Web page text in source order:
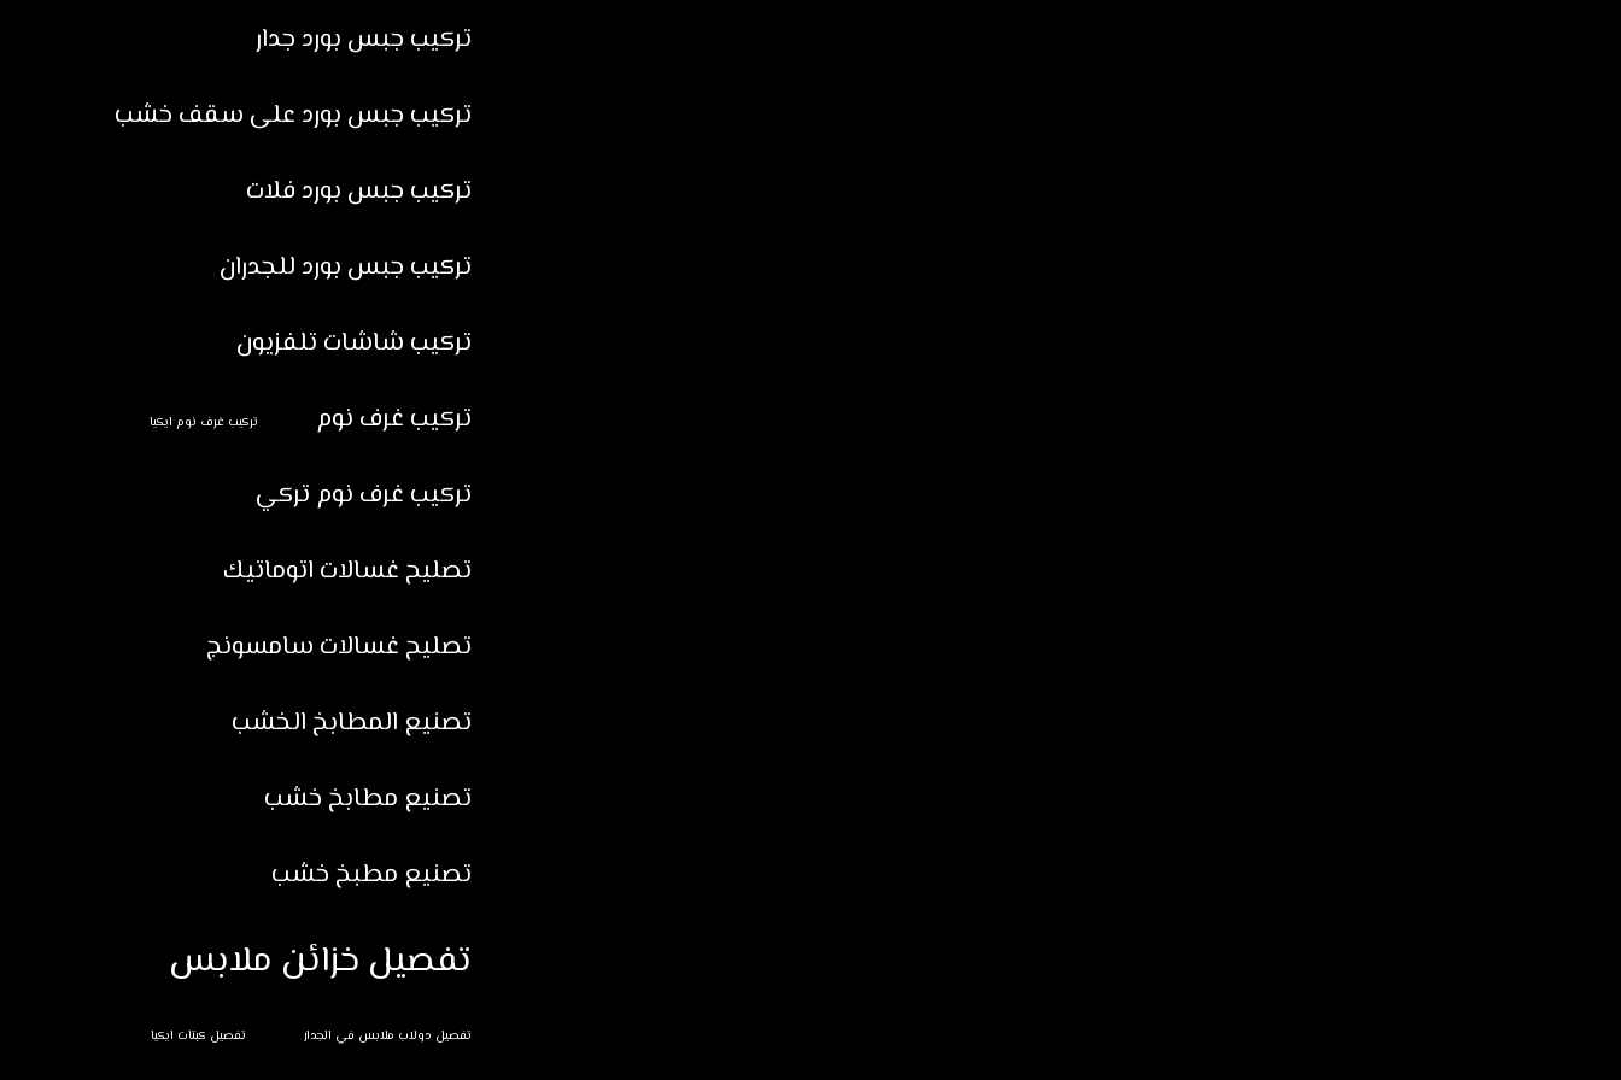
تركيب جبس بورد جدار
تركيب جبس بورد على سقف خشب
تركيب جبس بورد فلات
تركيب جبس بورد للجدران
تركيب شاشات تلفزيون
تركيب غرف نوم
تركيب غرف نوم ايكيا
تركيب غرف نوم تركي
تصليح غسالات اتوماتيك
تصليح غسالات سامسونج
تصنيع المطابخ الخشب
تصنيع مطابخ خشب
تصنيع مطبخ خشب
تفصيل خزائن ملابس
تفصيل دولاب ملابس في الجدار تفصيل كبتات ايكيا